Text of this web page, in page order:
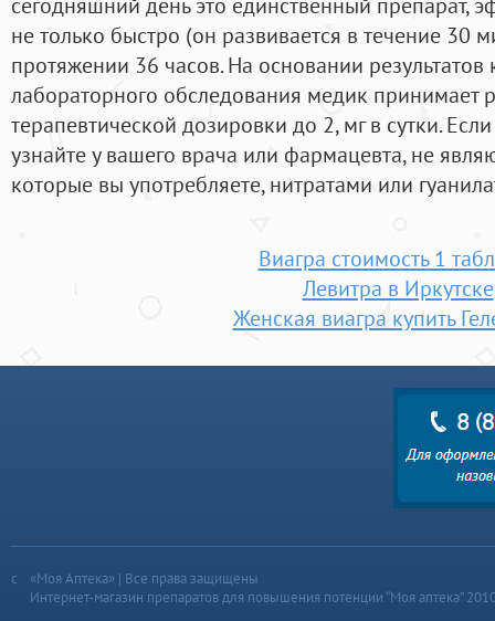
не только быстро (он развивается в течение 30
протяжении 36 часов. На основании результатов
лабораторного обследования медик принимает
терапевтической дозировки до 2, мг в сутки.
узнайте у вашего врача или фармацевта, не
которые вы употребляете, нитратами или
Виагра стоимость 1
Левитра в Иркутске
Женская виагра купить
«Моя Аптека» | Все права защищены
Интернет-магазин препаратов для повышения потенции “Моя аптека”